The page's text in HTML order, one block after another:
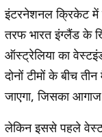
इंटरनेशनल क्रिकेट
तरफ भारत इंग्लैंड के
ऑस्ट्रेलिया का
दोनों टीमों के बीच
जाएगा, जिसका
लेकिन इससे पहले